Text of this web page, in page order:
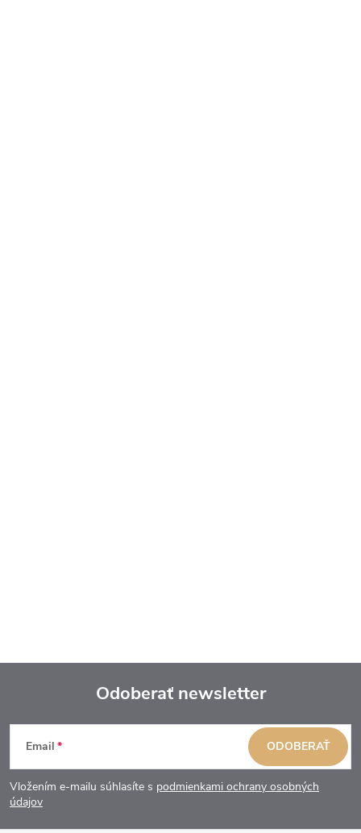
Z
á
p
Odoberať newsletter
Email
Vložením e-mailu súhlasíte s podmienkami ochrany osobných
údajov
ODOBERAŤ